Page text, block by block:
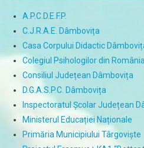
A.P.C.D.E.F.P.
C.J.R.A.E. Dâmbovița
Casa Corpului Didactic
Colegiul Psihologilor din
Consiliul Județean Dâmbovița
D.G.A.S.P.C. Dâmbovița
Inspectoratul Școlar Județean
Ministerul Educației Naționale
Primăria Municipiului Târgoviște